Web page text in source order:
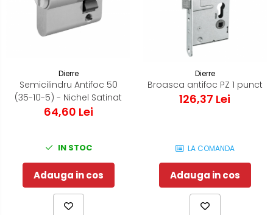
Dierre
Semicilindru Antifoc 50
(35-10-5) - Nichel Satinat
64,60 Lei
IN STOC
Adauga in cos
Dierre
Broasca antifoc PZ 1 punct
126,37 Lei
LA COMANDA
Adauga in cos